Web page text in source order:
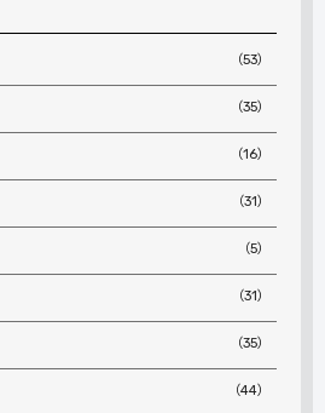
（53）
（35）
（16）
（31）
（5）
（31）
（35）
（44）